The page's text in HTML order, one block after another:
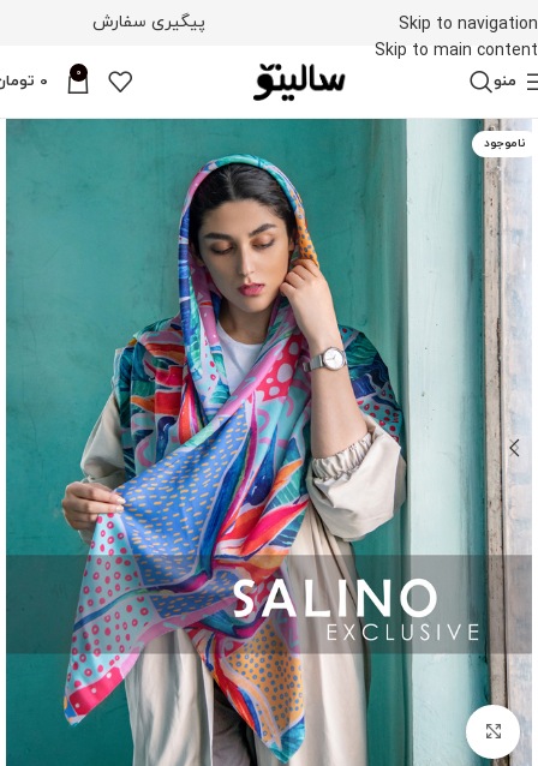
Skip to navigation
Skip to main content
پیگیری سفارش
منو 0
0
ناموجود
بزرگنمایی تصویر